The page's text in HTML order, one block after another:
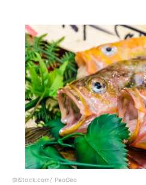
©iStock.com/ PeoGeo